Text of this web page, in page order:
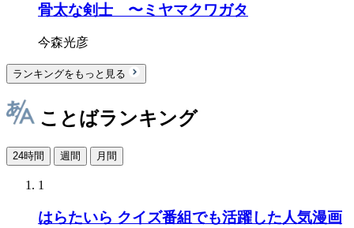
骨太な剣士 〜ミヤマクワガタ
今森光彦
ランキングをもっと見る
ことばランキング
24時間 週間 月間
1
はらたいら クイズ番組でも活躍した人気漫画